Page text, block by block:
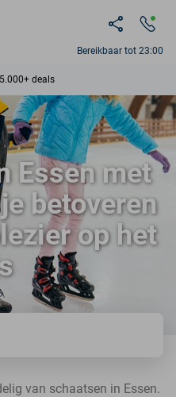
Bereikbaar tot 23:00
deals
beschikbaar
leden
9,4
deals
Essen met
betoveren
op het
van schaatsen in Essen.